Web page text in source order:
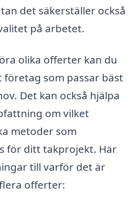
det säkerställer också
på arbetet.
olika offerter kan du
som passar bäst
Det kan också hjälpa
om vilket
metoder som
för ditt takprojekt. Här
till varför det är
offerter: